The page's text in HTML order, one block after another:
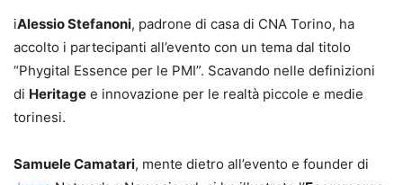
iAlessio Stefanoni, padrone di casa di CNA Torino, ha
accolto i partecipanti all’evento con un tema dal titolo
“Phygital Essence per le PMI”. Scavando nelle definizioni
di Heritage e innovazione per le realtà piccole e medie
torinesi.
Samuele Camatari, mente dietro all’evento e founder di